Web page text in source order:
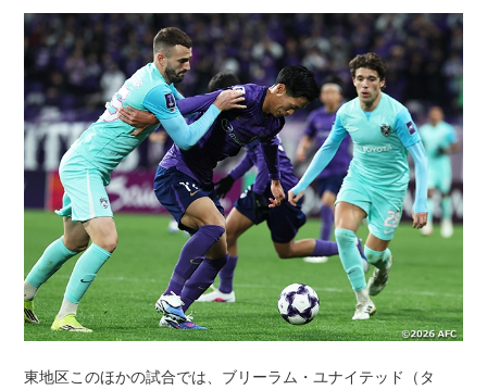
東地区このほかの試合では、ブリーラム・ユナイテッド（タ